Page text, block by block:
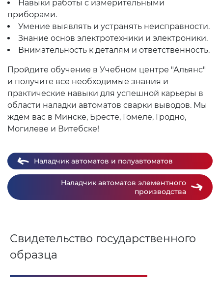
Навыки работы с измерительными
приборами.
Умение выявлять и устранять неисправности.
Знание основ электротехники и электроники.
Внимательность к деталям и ответственность.
Пройдите обучение в Учебном центре "Альянс"
и получите все необходимые знания и
практические навыки для успешной карьеры в
области наладки автоматов сварки выводов. Мы
ждем вас в Минске, Бресте, Гомеле, Гродно,
Могилеве и Витебске!
Наладчик автоматов и полуавтоматов
Наладчик автоматов элементного
производства
Свидетельство государственного
образца